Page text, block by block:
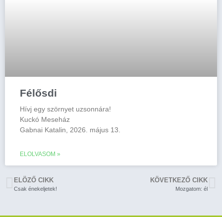
Félősdi
Hívj egy szörnyet uzsonnára!
Kuckó Meseház
Gabnai Katalin, 2026. május 13.
ELOLVASOM »
ELÖZŐ CIKK
Csak énekeljetek!
KÖVETKEZŐ CIKK
Mozgatom: él